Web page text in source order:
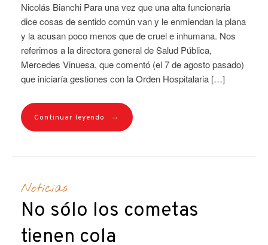
Nicolás Bianchi Para una vez que una alta funcionaria
dice cosas de sentido común van y le enmiendan la plana
y la acusan poco menos que de cruel e inhumana. Nos
referimos a la directora general de Salud Pública,
Mercedes Vinuesa, que comentó (el 7 de agosto pasado)
que iniciaría gestiones con la Orden Hospitalaria […]
Continuar leyendo →
Noticias
No sólo los cometas
tienen cola